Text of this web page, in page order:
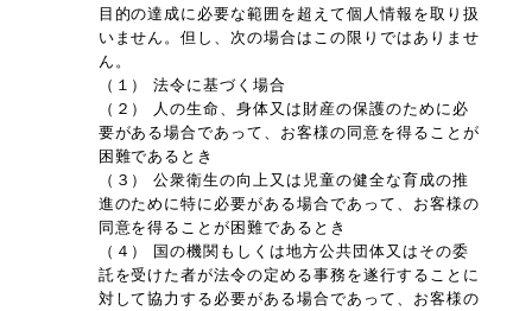
目的の達成に必要な範囲を超えて個人情報を取り扱
いません。但し、次の場合はこの限りではありませ
ん。
（１） 法令に基づく場合
（２） 人の生命、身体又は財産の保護のために必
要がある場合であって、お客様の同意を得ることが
困難であるとき
（３） 公衆衛生の向上又は児童の健全な育成の推
進のために特に必要がある場合であって、お客様の
同意を得ることが困難であるとき
（４） 国の機関もしくは地方公共団体又はその委
託を受けた者が法令の定める事務を遂行することに
対して協力する必要がある場合であって、お客様の